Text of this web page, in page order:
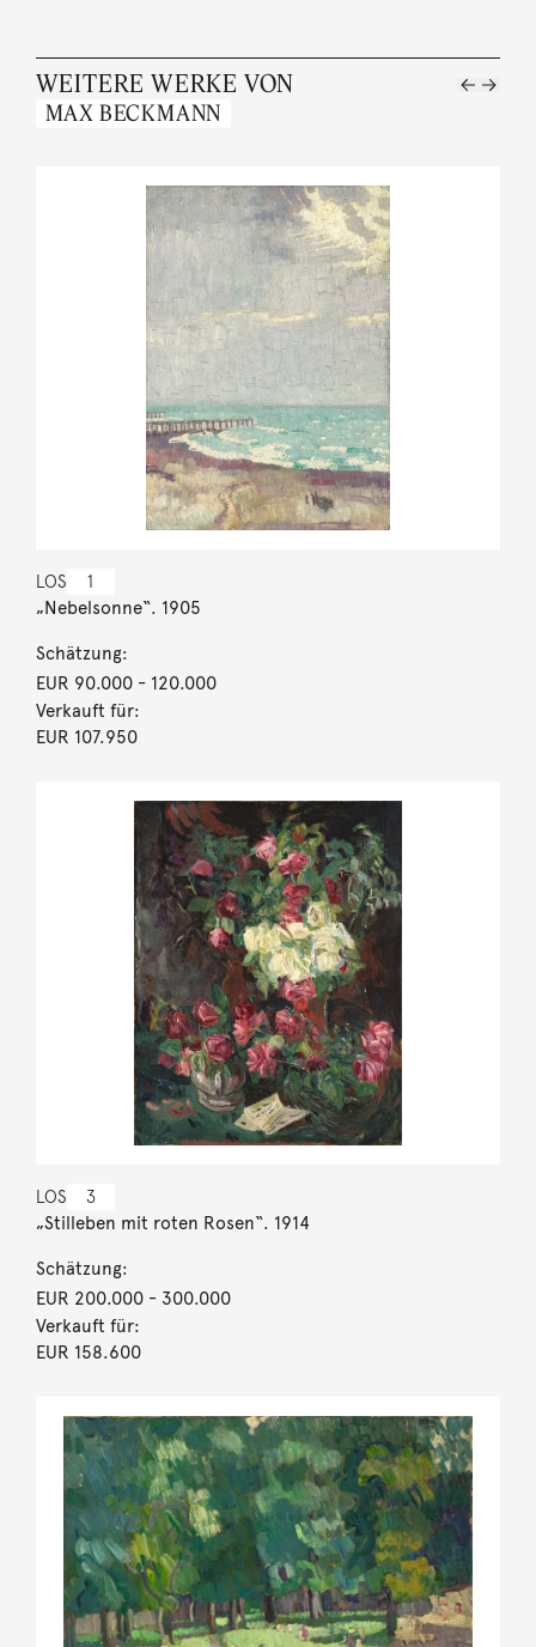
WEITERE WERKE VON
MAX BECKMANN
LOS 1
„Nebelsonne“. 1905
Schätzung:
EUR 90.000- 120.000
Verkauft für:
EUR 107.950
LOS 3
„Stilleben mit roten Rosen“. 1914
Schätzung:
EUR 200.000- 300.000
Verkauft für:
EUR 158.600